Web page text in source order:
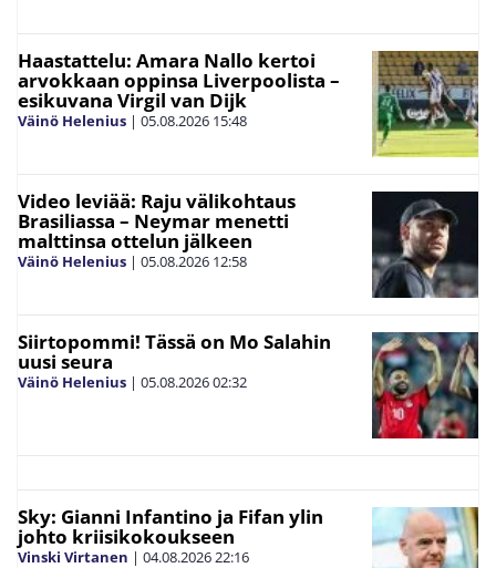
Haastattelu: Amara Nallo kertoi
arvokkaan oppinsa Liverpoolista –
esikuvana Virgil van Dijk
Väinö Helenius | 05.08.2026 15:48
Video leviää: Raju välikohtaus
Brasiliassa – Neymar menetti
malttinsa ottelun jälkeen
Väinö Helenius | 05.08.2026 12:58
Siirtopommi! Tässä on Mo Salahin
uusi seura
Väinö Helenius | 05.08.202602:32
Sky: Gianni Infantino ja Fifan ylin
johto kriisikokoukseen
Vinski Virtanen | 04.08.202622:16